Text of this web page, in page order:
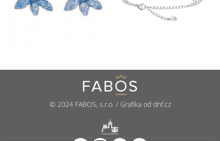
© 2024 FABOS, s.r.o. / Grafika od dnf.cz
PUNCOVNÍ ÚŘAD